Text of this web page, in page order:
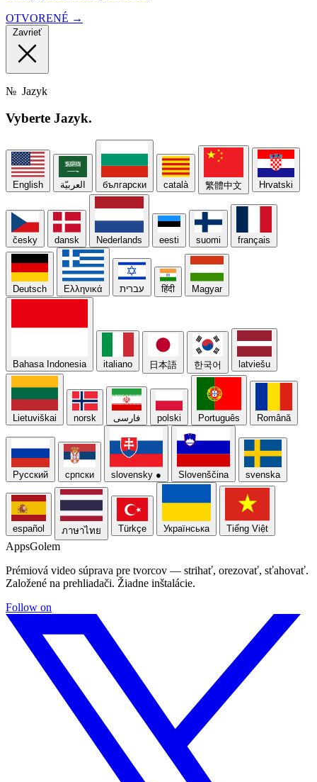
OTVORENÉ →
Zavrieť
№ Jazyk
Vyberte Jazyk.
English العربيّة български català 繁體中文 Hrvatski
česky dansk Nederlands eesti suomi français
Deutsch Ελληνικά עברית हिंदी Magyar
Bahasa Indonesia italiano 日本語 한국어 latviešu
Lietuviškai norsk فارسی polski Português Română
Русский српски slovensky ● Slovenščina svenska
español ภาษาไทย Türkçe Українська Tiếng Việt
AppsGolem
Prémiová video súprava pre tvorcov — strihať, orezovať, sťahovať.
Založené na prehliadači. Žiadne inštalácie.
Follow on